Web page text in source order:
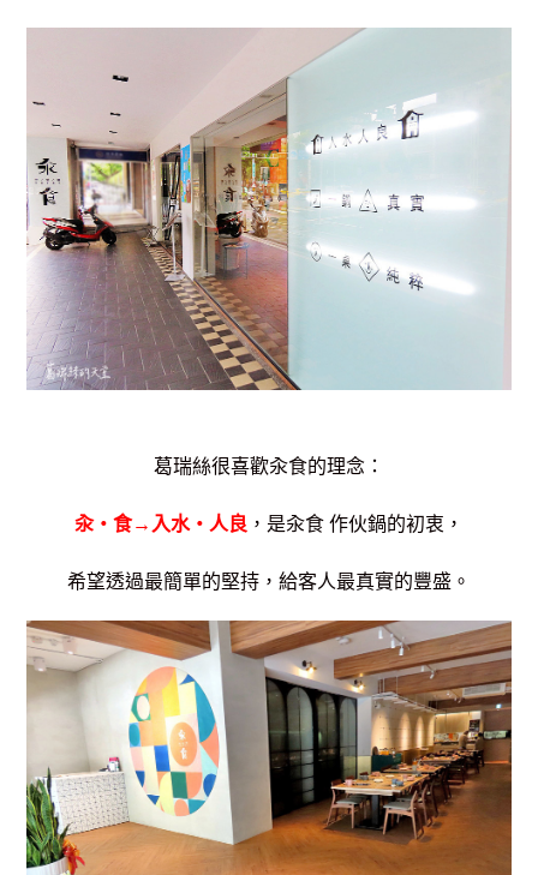
葛瑞絲很喜歡汆食的理念：
汆‧食→入水‧人良 ， 是汆食 作伙鍋的初衷，
希望透過最簡單的堅持， 給客人最真實的豐盛。